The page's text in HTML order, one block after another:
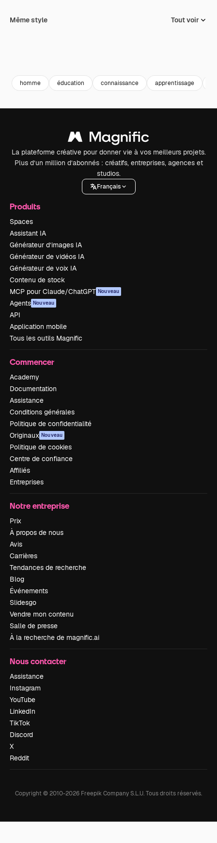
Même style Tout voir
homme éducation connaissance apprentissage
La plateforme créative pour donner vie à vos meilleurs projets.
Plus d’un million d’abonnés : créatifs, entreprises, agences et
studios.
Français
Produits
Spaces
Assistant IA
Générateur d’images IA
Générateur de vidéos IA
Générateur de voix IA
Contenu de stock
MCP pour Claude/ChatGPT Nouveau
Agents Nouveau
API
Application mobile
Tous les outils Magnific
Commencer
Academy
Documentation
Assistance
Conditions générales
Politique de confidentialité
Originaux Nouveau
Politique de cookies
Centre de confiance
Affiliés
Entreprises
Notre entreprise
Prix
À propos de nous
Avis
Carrières
Tendances de recherche
Blog
Événements
Slidesgo
Vendre mon contenu
Salle de presse
À la recherche de magnific.ai
Nous contacter
Assistance
Instagram
YouTube
LinkedIn
TikTok
Discord
X
Reddit
Copyright © 2010-2026 Freepik Company S.L.U.Tous droits réservés.